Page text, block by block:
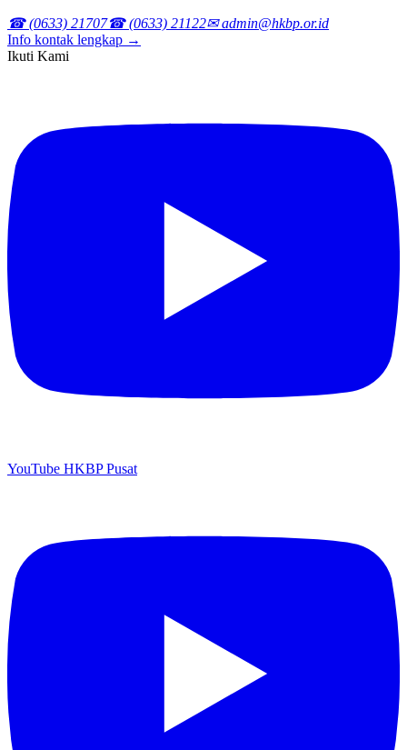
☎ (0633) 21707☎ (0633) 21122✉ admin@hkbp.or.id
Info kontak lengkap →
Ikuti Kami
YouTube HKBP Pusat